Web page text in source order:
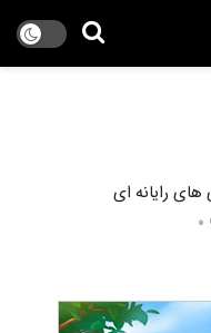
رایانه ای